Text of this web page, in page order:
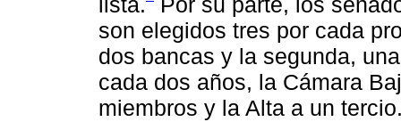
son elegidos tres por cada
dos bancas y la segunda,
cada dos años, la Cámara
miembros y la Alta a un